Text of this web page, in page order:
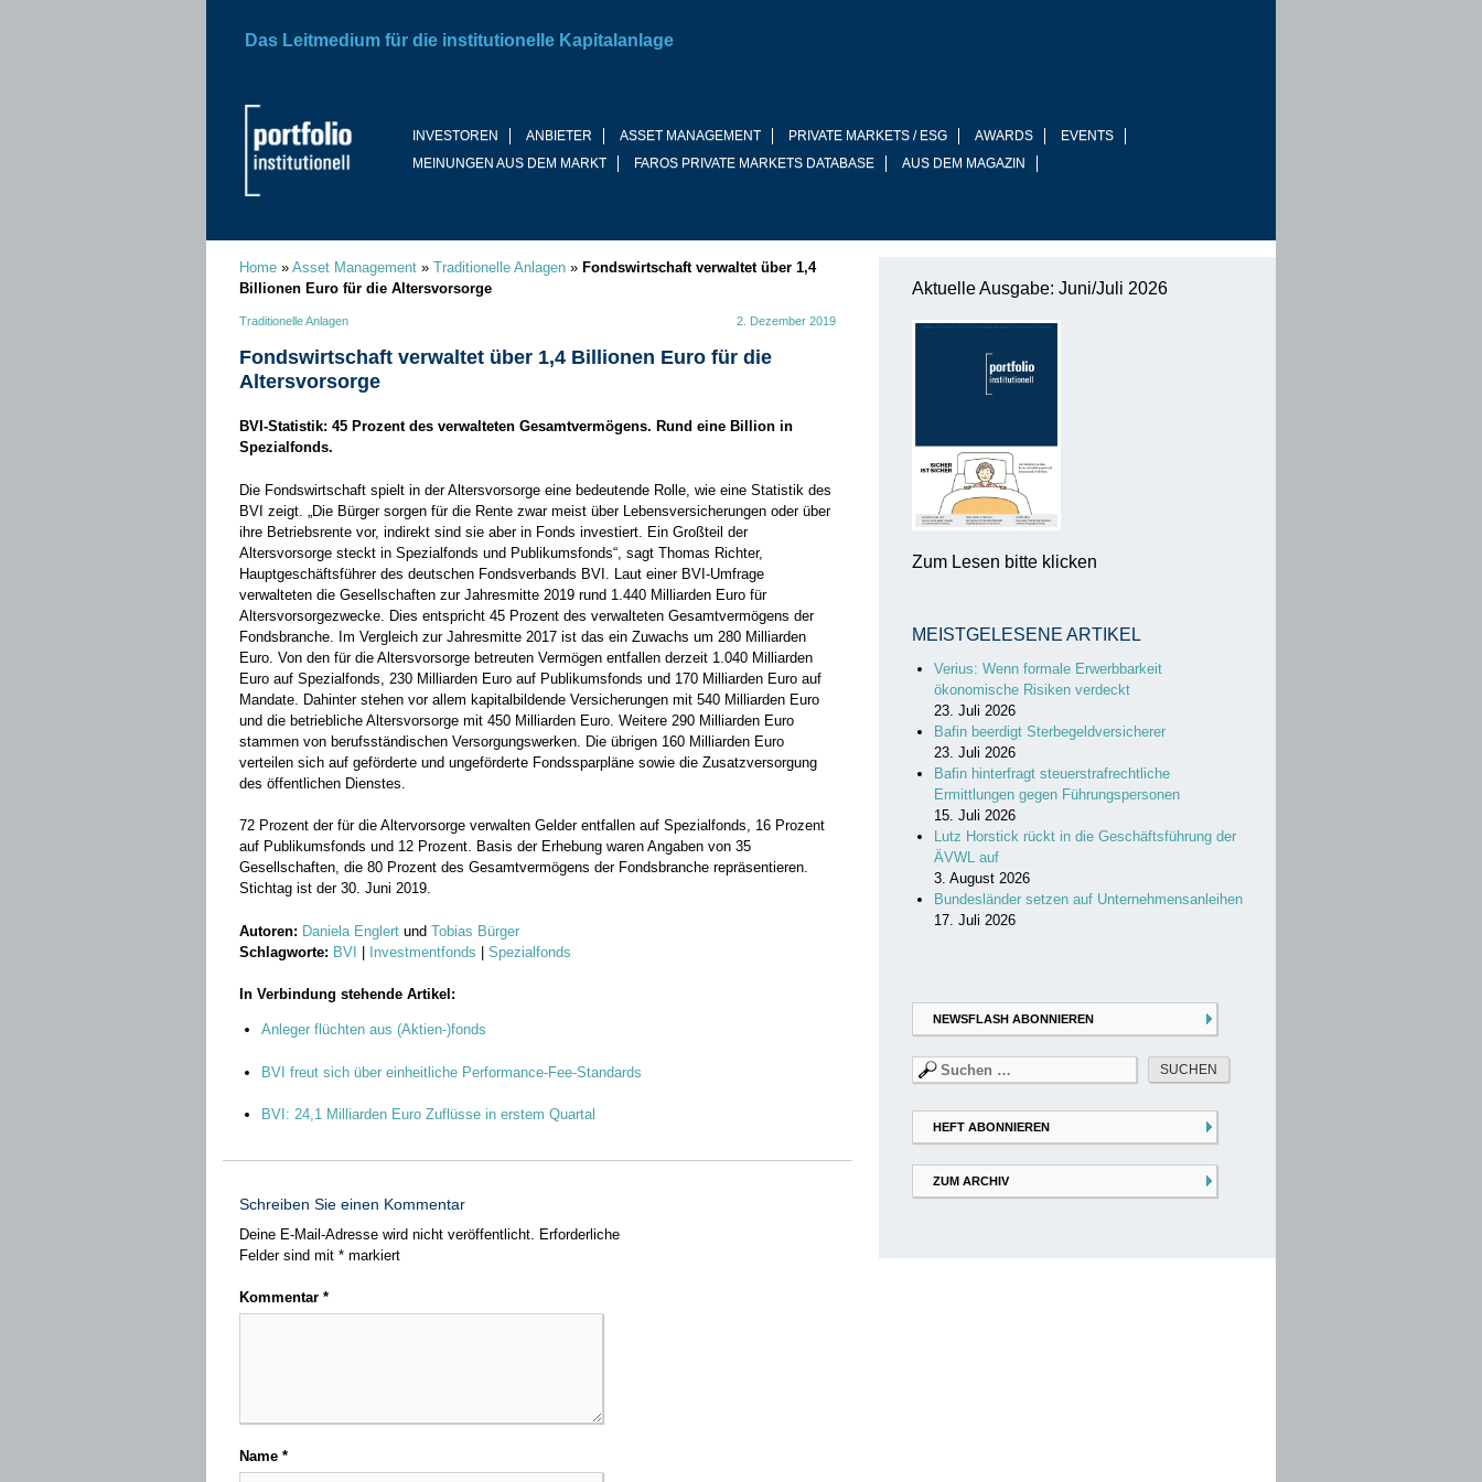
INVESTOREN ANBIETER ASSET MANAGEMENT PRIVATE MARKETS / ESG AWARDS
EVENTS
MEINUNGEN AUS DEM MARKT
FAROS PRIVATE MARKETS DATABASE AUS DEM MAGAZIN
Das Leitmedium für die institutionelle Kapitalanlage
Home » Asset Management » Traditionelle Anlagen » Fondswirtschaft verwaltet über 1,4
Billionen Euro für die Altersvorsorge
Traditionelle Anlagen 2. Dezember 2019
Fondswirtschaft verwaltet über 1,4 Billionen Euro für die
Altersvorsorge
BVI-Statistik: 45 Prozent des verwalteten Gesamtvermögens. Rund eine Billion in
Spezialfonds.
Die Fondswirtschaft spielt in der Altersvorsorge eine bedeutende Rolle, wie eine Statistik des
BVI zeigt. „Die Bürger sorgen für die Rente zwar meist über Lebensversicherungen oder über
ihre Betriebsrente vor, indirekt sind sie aber in Fonds investiert. Ein Großteil der
Altersvorsorge steckt in Spezialfonds und Publikumsfonds“, sagt Thomas Richter,
Hauptgeschäftsführer des deutschen Fondsverbands BVI. Laut einer BVI-Umfrage
verwalteten die Gesellschaften zur Jahresmitte 2019 rund 1.440 Milliarden Euro für
Altersvorsorgezwecke. Dies entspricht 45 Prozent des verwalteten Gesamtvermögens der
Fondsbranche. Im Vergleich zur Jahresmitte 2017 ist das ein Zuwachs um 280 Milliarden
Euro. Von den für die Altersvorsorge betreuten Vermögen entfallen derzeit 1.040 Milliarden
Euro auf Spezialfonds, 230 Milliarden Euro auf Publikumsfonds und 170 Milliarden Euro auf
Mandate. Dahinter stehen vor allem kapitalbildende Versicherungen mit 540 Milliarden Euro
und die betriebliche Altersvorsorge mit 450 Milliarden Euro. Weitere 290 Milliarden Euro
stammen von berufsständischen Versorgungswerken. Die übrigen 160 Milliarden Euro
verteilen sich auf geförderte und ungeförderte Fondssparpläne sowie die Zusatzversorgung
des öffentlichen Dienstes.
72 Prozent der für die Altervorsorge verwalten Gelder entfallen auf Spezialfonds, 16 Prozent
auf Publikumsfonds und 12 Prozent. Basis der Erhebung waren Angaben von 35
Gesellschaften, die 80 Prozent des Gesamtvermögens der Fondsbranche repräsentieren.
Stichtag ist der 30. Juni 2019.
Autoren: Daniela Englert und Tobias Bürger
Schlagworte: BVI | Investmentfonds | Spezialfonds
In Verbindung stehende Artikel:
Anleger flüchten aus (Aktien-)fonds
BVI freut sich über einheitliche Performance-Fee-Standards
BVI: 24,1 Milliarden Euro Zuflüsse in erstem Quartal
Schreiben Sie einen Kommentar
Deine E-Mail-Adresse wird nicht veröffentlicht. Erforderliche
Felder sind mit * markiert
Kommentar *
Name *
Aktuelle Ausgabe: Juni/Juli 2026
Zum Lesen bitte klicken
MEISTGELESENE ARTIKEL
Verius: Wenn formale Erwerbbarkeit
ökonomische Risiken verdeckt
23. Juli 2026
Bafin beerdigt Sterbegeldversicherer
23. Juli 2026
Bafin hinterfragt steuerstrafrechtliche
Ermittlungen gegen Führungspersonen
15. Juli 2026
Lutz Horstick rückt in die Geschäftsführung der
ÄVWL auf
3. August 2026
Bundesländer setzen auf Unternehmensanleihen
17. Juli 2026
NEWSFLASH ABONNIEREN
Suchen
nach:
HEFT ABONNIEREN
ZUM ARCHIV